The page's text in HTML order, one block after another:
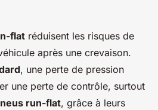
flat réduisent les risques de
après une crevaison.
, une perte de pression
une perte de contrôle, surtout
run-flat, grâce à leurs